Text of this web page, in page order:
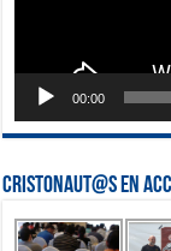
00:00
Cristonaut@s en